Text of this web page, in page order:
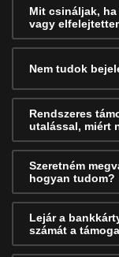
Mit csináljak,
vagy
Nem tudok
Rendszeres
utalással, miért
Szeretném
hogyan tudom?
Lejár a
számát a